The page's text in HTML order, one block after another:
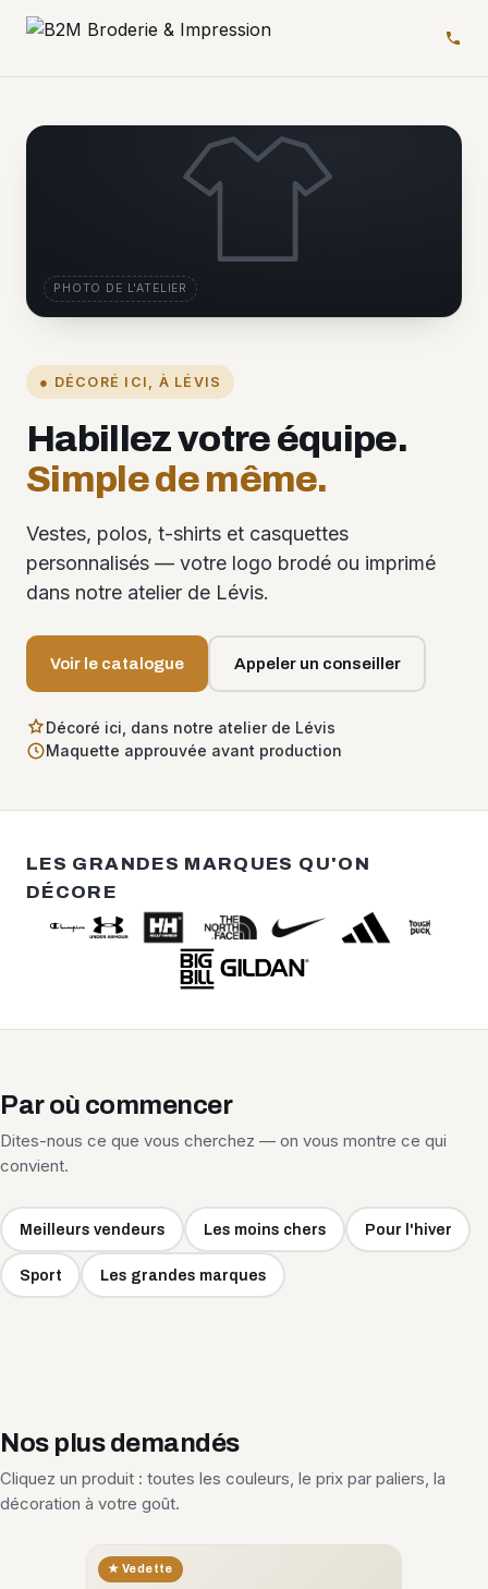
● DÉCORÉ ICI, À LÉVIS
Habillez votre équipe.
Simple de même.
Vestes, polos, t-shirts et casquettes
personnalisés — votre logo brodé ou imprimé
dans notre atelier de Lévis.
Voir le catalogue Appeler un conseiller
Décoré ici, dans notre atelier de Lévis
Maquette approuvée avant production
PHOTO DE L'ATELIER
LES GRANDES MARQUES QU'ON
DÉCORE
Par où commencer
Dites-nous ce que vous cherchez — on vous montre ce qui
convient.
Meilleurs vendeurs Les moins chers Pour l'hiver
Sport Les grandes marques
Nos plus demandés
Cliquez un produit : toutes les couleurs, le prix par paliers, la
décoration à votre goût.
★ Vedette